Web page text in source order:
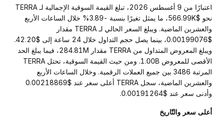
اعتبارًا من 9 أغسطس 2026، تبلغ القيمة السوقية الإجمالية لـ TERRA
نحو $566.99K، ما يمثل تغيرًا بنسبة -3.89% خلال الساعات الأربع
والعشرين الماضية. ويبلغ السعر الحالي لـ TERRA مقدار
$0.00199076، بينما يصل حجم التداول خلال 24 ساعة إلى $42.20.
ويبلغ المعروض المتداول من TERRA مقدار 284.81M، فيما يبلغ الحد
الأقصى للمعروض 1.00B. ومن حيث القيمة السوقية، تحتل TERRA
المرتبة 3486 بين جميع العملات الرقمية. وخلال الساعات الأربع
والعشرين الماضية، سجل TERRA أعلى سعر عند $0.00218869
وأدنى سعر عند $0.00191264.
أعلى سعر والتّاريخ